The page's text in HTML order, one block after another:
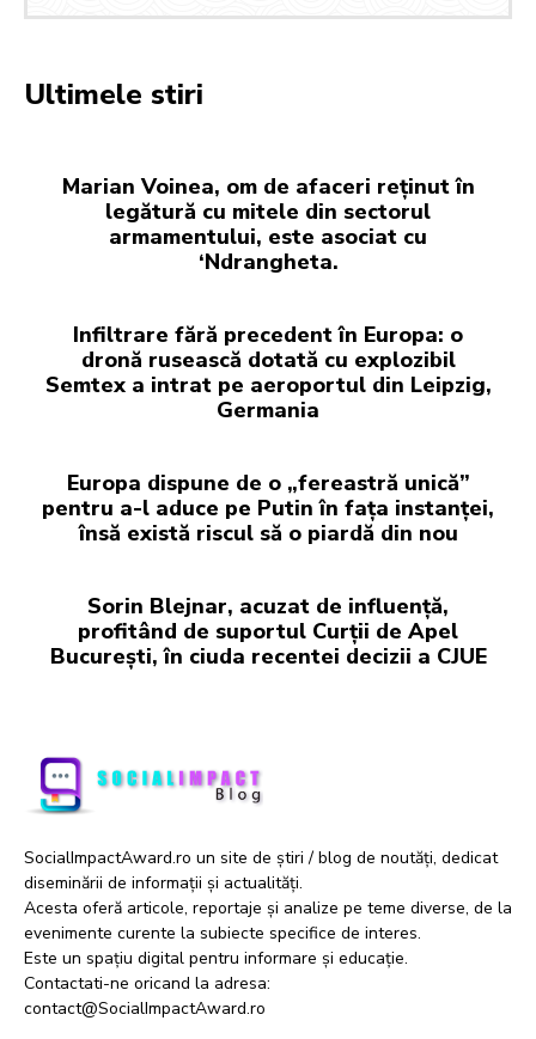
Ultimele stiri
Marian Voinea, om de afaceri reținut în
legătură cu mitele din sectorul
armamentului, este asociat cu
‘Ndrangheta.
Infiltrare fără precedent în Europa: o
dronă rusească dotată cu explozibil
Semtex a intrat pe aeroportul din Leipzig,
Germania
Europa dispune de o „fereastră unică”
pentru a-l aduce pe Putin în fața instanței,
însă există riscul să o piardă din nou
Sorin Blejnar, acuzat de influență,
profitând de suportul Curții de Apel
București, în ciuda recentei decizii a CJUE
SocialImpactAward.ro un site de știri / blog de noutăți, dedicat
diseminării de informații și actualități.
Acesta oferă articole, reportaje și analize pe teme diverse, de la
evenimente curente la subiecte specifice de interes.
Este un spațiu digital pentru informare și educație.
Contactati-ne oricand la adresa:
contact@SocialImpactAward.ro